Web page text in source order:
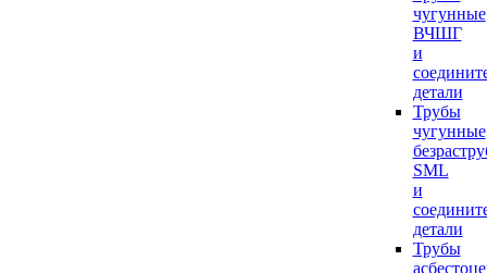
чугунные
ВЧШГ
и
детали
Трубы
чугунные
SML
и
детали
Трубы